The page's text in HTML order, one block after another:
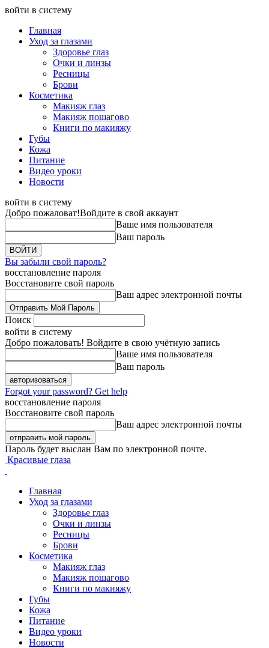
войти в систему
Главная
Уход за глазами
Здоровье глаз
Очки и линзы
Ресницы
Брови
Косметика
Макияж глаз
Макияж пошагово
Книги по макияжу
Губы
Кожа
Питание
Видео уроки
Новости
войти в систему
Добро пожаловат!Войдите в свой аккаунт
Ваше имя пользователя
Ваш пароль
Вы забыли свой пароль?
восстановление пароля
Восстановите свой пароль
Ваш адрес электронной почты
Поиск
войти в систему
Добро пожаловать! Войдите в свою учётную запись
Ваше имя пользователя
Ваш пароль
Forgot your password? Get help
восстановление пароля
Восстановите свой пароль
Ваш адрес электронной почты
Пароль будет выслан Вам по электронной почте.
Красивые глаза
Главная
Уход за глазами
Здоровье глаз
Очки и линзы
Ресницы
Брови
Косметика
Макияж глаз
Макияж пошагово
Книги по макияжу
Губы
Кожа
Питание
Видео уроки
Новости